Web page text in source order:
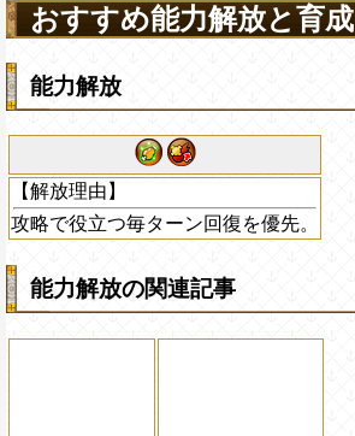
おすすめ能力解放と育成
能力解放
【解放理由】
攻略で役立つ毎ターン回復を優先。
能力解放の関連記事